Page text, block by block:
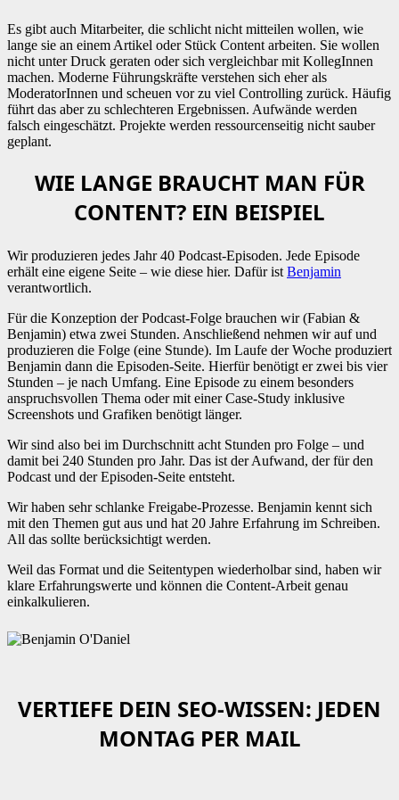
Es gibt auch Mitarbeiter, die schlicht nicht mitteilen wollen, wie
lange sie an einem Artikel oder Stück Content arbeiten. Sie wollen
nicht unter Druck geraten oder sich vergleichbar mit KollegInnen
machen. Moderne Führungskräfte verstehen sich eher als
ModeratorInnen und scheuen vor zu viel Controlling zurück. Häufig
führt das aber zu schlechteren Ergebnissen. Aufwände werden
falsch eingeschätzt. Projekte werden ressourcenseitig nicht sauber
geplant.
WIE LANGE BRAUCHT MAN FÜR
CONTENT? EIN BEISPIEL
Wir produzieren jedes Jahr 40 Podcast-Episoden. Jede Episode
erhält eine eigene Seite – wie diese hier. Dafür ist Benjamin
verantwortlich.
Für die Konzeption der Podcast-Folge brauchen wir (Fabian &
Benjamin) etwa zwei Stunden. Anschließend nehmen wir auf und
produzieren die Folge (eine Stunde). Im Laufe der Woche produziert
Benjamin dann die Episoden-Seite. Hierfür benötigt er zwei bis vier
Stunden – je nach Umfang. Eine Episode zu einem besonders
anspruchsvollen Thema oder mit einer Case-Study inklusive
Screenshots und Grafiken benötigt länger.
Wir sind also bei im Durchschnitt acht Stunden pro Folge – und
damit bei 240 Stunden pro Jahr. Das ist der Aufwand, der für den
Podcast und der Episoden-Seite entsteht.
Wir haben sehr schlanke Freigabe-Prozesse. Benjamin kennt sich
mit den Themen gut aus und hat 20 Jahre Erfahrung im Schreiben.
All das sollte berücksichtigt werden.
Weil das Format und die Seitentypen wiederholbar sind, haben wir
klare Erfahrungswerte und können die Content-Arbeit genau
einkalkulieren.
VERTIEFE DEIN SEO-WISSEN: JEDEN
MONTAG PER MAIL